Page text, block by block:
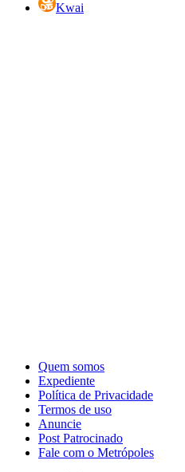
Kwai
Quem somos
Expediente
Política de Privacidade
Termos de uso
Anuncie
Post Patrocinado
Fale com o Metrópoles